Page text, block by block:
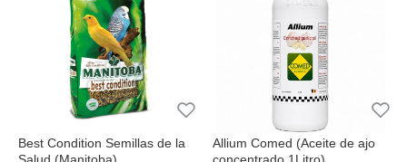
Best Condition Semillas de la
Allium Comed (Aceite de ajo